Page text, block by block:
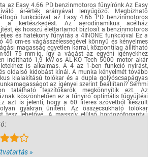
az Easy 4.66 PD benzinmotoros fűnyírónk Az Easy
ár-érték arányával lenyűgöző. Megbízható
funkcióival az Easy 4.66 PD benzinmotoros
a kertészkedést. Az aerodinamikus acélház
és hosszú élettartamot biztosít a benzinmotoros
és hatékony fűnyírás a 4INONE funkcióval Ez a
46 cm-es vágásszélességével könnyű és kényelmes
magasság egyetlen karral, központilag állítható
től 75 mm-ig, így a vágást az egyéni igényekhez
indítható 1,9 kW-os AL-KO Tech 5000 motor akár
is alkalmas. A 4 az 1-ben funkció nyírást,
oldalsó kidobást kínál. A munka kényelmét tovább
kialakítású tolókar és a dupla golyóscsapágyas
az igényei szerint beállítani? Semmi
található feszítőkarok megkönnyítik ezt. Az
köszönhetően ez a fűnyíró optimális fűgyűjtési
azt is jelenti, hogy a 60 literes szövetből készült
gyakran üniteni. Az összecsukható tolókar
tesz lehetővé. A masszív elülső hordozófogantyú
szállítását.
»